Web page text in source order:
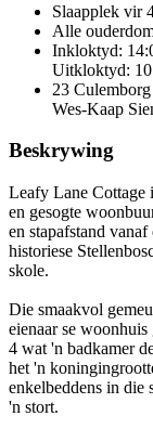
Slaapplek vir
Alle
Inkloktyd:
Uitkloktyd:
23
Wes-Kaap
Beskrywing
Leafy Lane Cottage
en gesogte
en stapafstand
historiese
skole.
Die smaakvol
eienaar se
4 wat 'n badkamer
het 'n
enkelbeddens in die
'n stort.